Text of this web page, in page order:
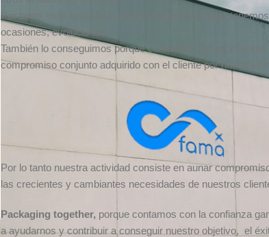
Por tanto, este ilusionante viaje lo hacemos porque
ocasiones, evolucionan.
También lo conseguimos porque contamos con los
compromiso conjunto adquirido con el cliente por nuestra
Por lo tanto nuestra actividad consiste en aunar
las crecientes y cambiantes necesidades de nuestros
Packaging together, porque contamos con la confianza
a ayudarnos y contribuir a conseguir nuestro objetivo, el